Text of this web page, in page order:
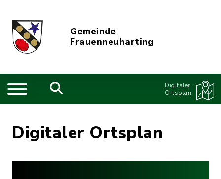
Gemeinde
Frauenneuharting
Digitaler
Ortsplan
Digitaler Ortsplan